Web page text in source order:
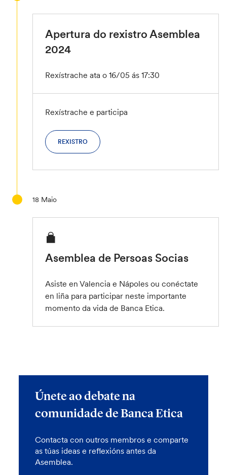
Apertura do rexistro Asemblea
2024
Rexístrache ata o 16/05 ás 17:30
Rexístrache e participa
REXISTRO
18 Maio
Asemblea de Persoas Socias
Asiste en Valencia e Nápoles ou conéctate
en liña para participar neste importante
momento da vida de Banca Etica.
Únete ao debate na
comunidade de Banca Etica
Contacta con outros membros e comparte
as túas ideas e reflexións antes da
Asemblea.